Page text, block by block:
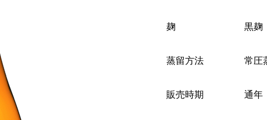
麹 黒麹
蒸留方法 常圧
販売時期 通年